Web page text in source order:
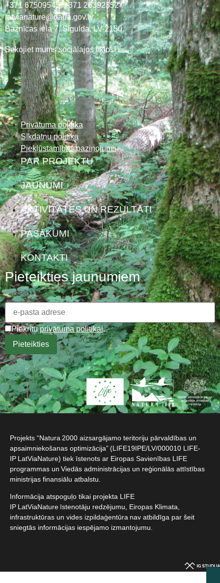
+371 67509545,+371 26392352
latvianature@daba.gov.lv
Baznīcas iela 7, Sigulda, LV-2150
Sekojiet mums sociālajos tīklos!
Privātuma politika
Sīkdatņu politika
Piekļūstamības paziņojums
PAR PROJEKTU
JAUNUMI
AKTIVITĀTES UN REZULTĀTI
PASĀKUMI
KONTAKTI
Pieteikties jaunumiem
Piekrītuprivātuma politikai.
Projekts “Natura 2000 aizsargājamo teritoriju pārvaldības un
apsaimniekošanas optimizācija” (LIFE19IPE/LV/000010 LIFE-
IP LatViaNature) tiek īstenots ar Eiropas Savienības LIFE
programmas un Viedās administrācijas un reģionālās attīstības
ministrijas finansiālu atbalstu.​
Informācija atspoguļo tikai projekta LIFE
IP LatViaNature īstenotāju redzējumu, Eiropas Klimata,
infrastruktūras un vides izpildaģentūra nav atbildīga par šeit
sniegtās informācijas iespējamo izmantojumu.​